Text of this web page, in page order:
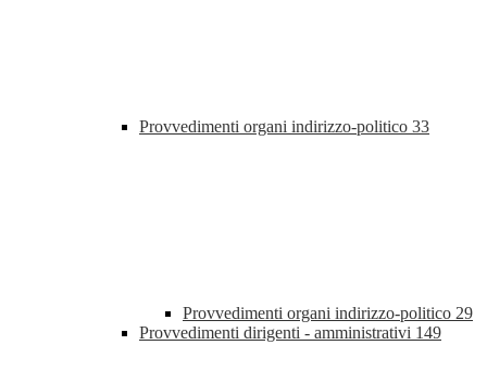
Provvedimenti organi indirizzo-politico 33
Provvedimenti organi indirizzo-politico 29
Provvedimenti dirigenti - amministrativi 149